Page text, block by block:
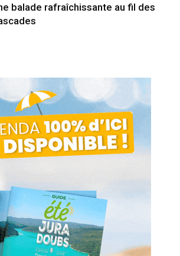
balade rafraîchissante au fil des